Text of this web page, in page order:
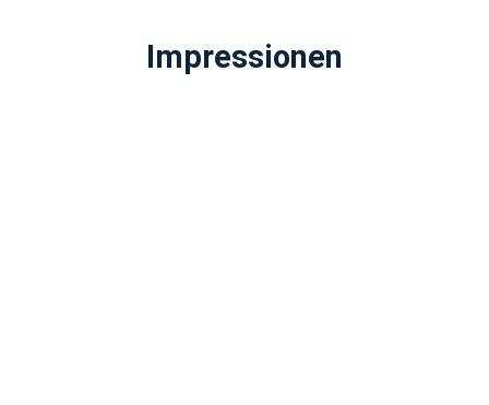
Impressionen